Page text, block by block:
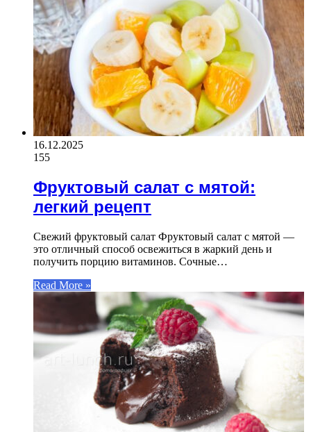
16.12.2025
155
Фруктовый салат с мятой:
легкий рецепт
Свежий фруктовый салат Фруктовый салат с мятой —
это отличный способ освежиться в жаркий день и
получить порцию витаминов. Сочные…
Read More »